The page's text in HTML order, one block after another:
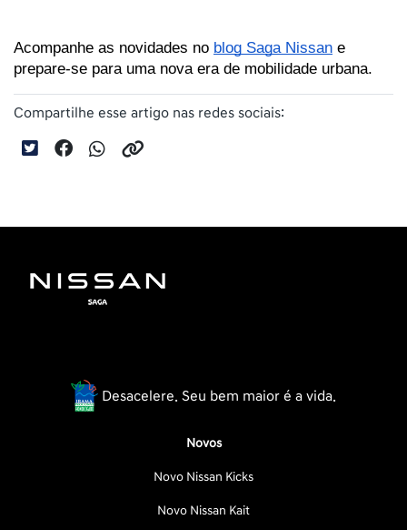
Acompanhe as novidades no blog Saga Nissan e
prepare-se para uma nova era de mobilidade urbana.
Compartilhe esse artigo nas redes sociais:
Desacelere. Seu bem maior é a vida.
Novos
Novo Nissan Kicks
Novo Nissan Kait